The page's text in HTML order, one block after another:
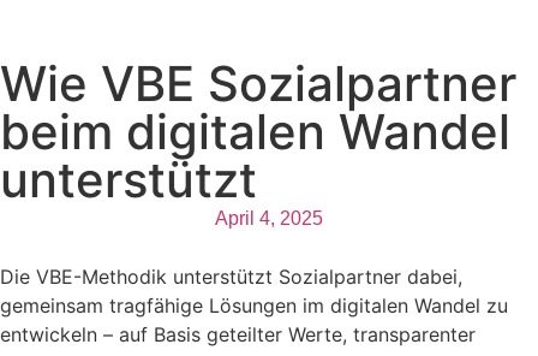
Wie VBE Sozialpartner
beim digitalen Wandel
unterstützt
April 4, 2025
Die VBE-Methodik unterstützt Sozialpartner dabei,
gemeinsam tragfähige Lösungen im digitalen Wandel zu
entwickeln – auf Basis geteilter Werte, transparenter